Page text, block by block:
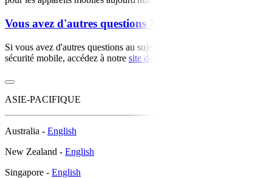
Vous avez d'autres questions ?
Si vous avez d'autres questions au sujet de notre application de
sécurité mobile, accédez à notre site de support
ASIE-PACIFIQUE
Australia - English
New Zealand - English
Singapore - English